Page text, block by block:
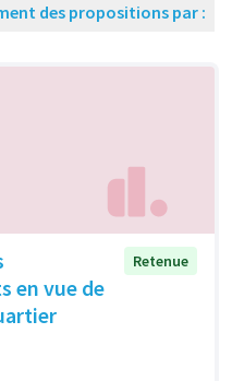
des propositions par :
en vue de
Retenue